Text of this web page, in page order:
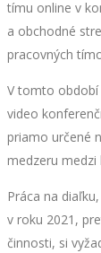
tímu online v
a obchodné
pracovných
V tomto období
video
priamo určené
medzeru
Práca na
v roku 2021,
činnosti, si